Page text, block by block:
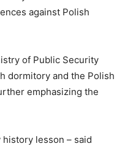
against Polish
of Public Security
dormitory and the Polish
emphasizing the
lesson – said